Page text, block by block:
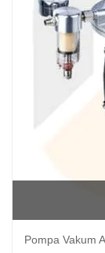
Pompa Vakum